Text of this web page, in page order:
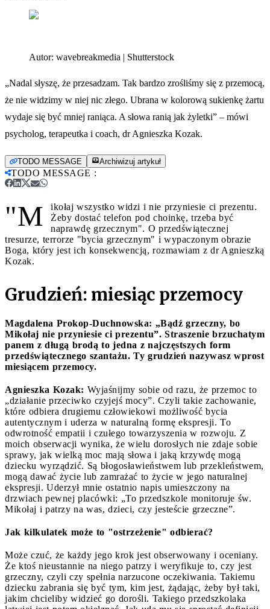
Autor: wavebreakmedia | Shutterstock
„Nadal słyszę, że przesadzam. Tak bardzo zrośliśmy się z przemocą,
że nie widzimy w niej nic złego. Ubrana w kolorową sukienkę żartu
wydaje się być mniej raniąca. A słowa ranią jak żyletki” – mówi
psycholog, terapeutka i coach, dr Agnieszka Kozak.
TODO MESSAGE Archiwizuj artykuł
TODO MESSAGE :
"M
ikołaj wszystko widzi i nie przyniesie ci prezentu.
Żeby dostać telefon pod choinkę, trzeba być
naprawdę grzecznym". O przedświątecznej
tresurze, terrorze "bycia grzecznym" i wypaczonym obrazie
Boga, który jest ich konsekwencją, rozmawiam z dr Agnieszką
Kozak.
Grudzień: miesiąc przemocy
Magdalena Prokop-Duchnowska: „Bądź grzeczny, bo
Mikołaj nie przyniesie ci prezentu”. Straszenie brzuchatym
panem z długą brodą to jedna z najczęstszych form
przedświątecznego szantażu. Ty grudzień nazywasz wprost
miesiącem przemocy.
Agnieszka Kozak: Wyjaśnijmy sobie od razu, że przemoc to
„działanie przeciwko czyjejś mocy”. Czyli takie zachowanie,
które odbiera drugiemu człowiekowi możliwość bycia
autentycznym i uderza w naturalną formę ekspresji. To
odwrotność empatii i czułego towarzyszenia w rozwoju. Z
moich obserwacji wynika, że wielu dorosłych nie zdaje sobie
sprawy, jak wielką moc mają słowa i jaką krzywdę mogą
dziecku wyrządzić. Są błogosławieństwem lub przekleństwem,
mogą dawać życie lub zamrażać to życie w jego naturalnej
ekspresji. Uderzył mnie ostatnio napis umieszczony na
drzwiach pewnej placówki: „To przedszkole monitoruje św.
Mikołaj i patrzy na was, dzieci, czy jesteście grzeczne”.
Jak kilkulatek może to "ostrzeżenie" odbierać?
Może czuć, że każdy jego krok jest obserwowany i oceniany.
Że ktoś nieustannie na niego patrzy i weryfikuje to, czy jest
grzeczny, czyli czy spełnia narzucone oczekiwania. Takiemu
dziecku zabrania się być tym, kim jest, żądając, żeby był taki,
jakim chcieliby widzieć go dorośli. Takiego przedszkolaka